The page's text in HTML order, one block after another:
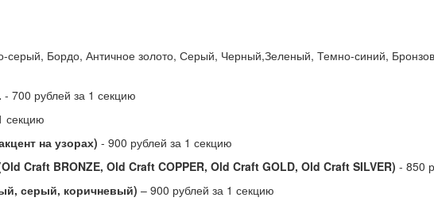
серый, Бордо, Античное золото, Серый, Черный,Зеленый, Темно-синий,
- 700 рублей за 1 секцию
секцию
на узорах) - 900 рублей за 1 секцию
Craft BRONZE, Old Craft COPPER, Old Craft GOLD, Old Craft SILVER) - 850
серый, коричневый) – 900 рублей за 1 секцию